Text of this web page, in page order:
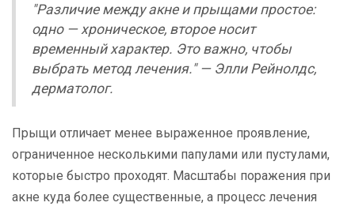
"Различие между акне и прыщами простое:
одно — хроническое, второе носит
временный характер. Это важно, чтобы
выбрать метод лечения." — Элли Рейнолдс,
дерматолог.
Прыщи отличает менее выраженное проявление,
ограниченное несколькими папулами или пустулами,
которые быстро проходят. Масштабы поражения при
акне куда более существенные, а процесс лечения